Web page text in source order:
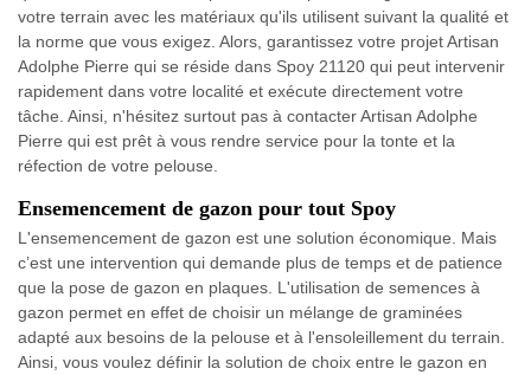
votre terrain avec les matériaux qu'ils utilisent suivant la qualité et
la norme que vous exigez. Alors, garantissez votre projet Artisan
Adolphe Pierre qui se réside dans Spoy 21120 qui peut intervenir
rapidement dans votre localité et exécute directement votre
tâche. Ainsi, n'hésitez surtout pas à contacter Artisan Adolphe
Pierre qui est prêt à vous rendre service pour la tonte et la
réfection de votre pelouse.
Ensemencement de gazon pour tout Spoy
L'ensemencement de gazon est une solution économique. Mais
c’est une intervention qui demande plus de temps et de patience
que la pose de gazon en plaques. L'utilisation de semences à
gazon permet en effet de choisir un mélange de graminées
adapté aux besoins de la pelouse et à l'ensoleillement du terrain.
Ainsi, vous voulez définir la solution de choix entre le gazon en